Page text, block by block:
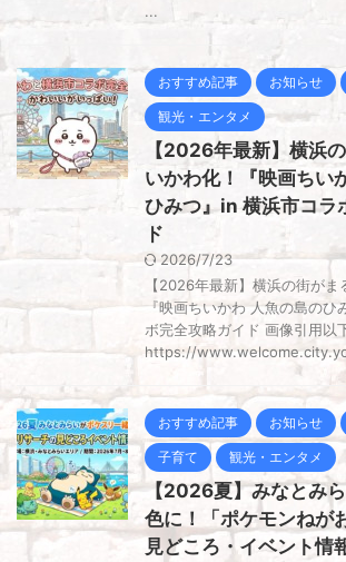
...
おすすめ記事 お知らせ
観光・エンタメ
【2026年最新】横浜
いかわ化！『映画ちい
ひみつ』in 横浜市コラ
ド
2026/7/23
【2026年最新】横浜の街がま
『映画ちいかわ 人魚の島のひ
ボ完全攻略ガイド 画像引用以
https://
おすすめ記事 お知らせ
子育て 観光・エンタメ
【2026夏】みなとみ
色に！「ポケモンねが
見どころ・イベント情